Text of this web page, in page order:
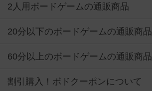
2人用ボードゲームの通販商品
20分以下のボードゲームの通販商品
60分以上のボードゲームの通販商品
割引購入！ボドクーポンについて